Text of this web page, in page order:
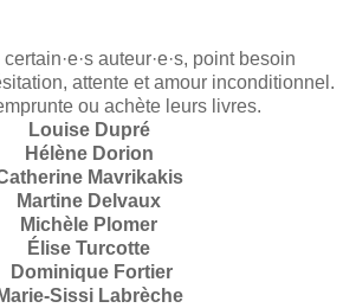
auteur·e·s, point besoin
attente et amour inconditionnel.
ou achète leurs livres.
Louise Dupré
Hélène Dorion
Mavrikakis
Martine Delvaux
Michèle Plomer
Élise Turcotte
Dominique Fortier
Marie-Sissi Labrèche